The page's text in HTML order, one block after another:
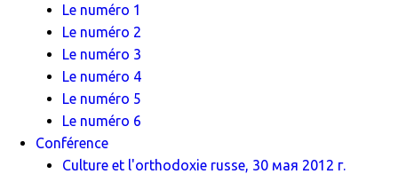
Le numéro 1
Le numéro 2
Le numéro 3
Le numéro 4
Le numéro 5
Le numéro 6
Conférence
Culture et l'orthodoxie russe, 30 мая 2012 г.